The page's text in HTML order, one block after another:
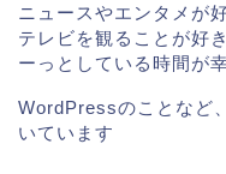
ニュースやエンタメが
テレビを観ることが好
ーっとしている時間が
WordPressのことなど
いています